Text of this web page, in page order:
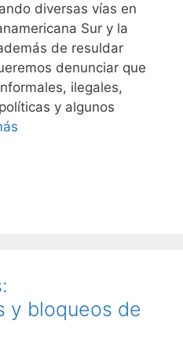
diversas vías en
Sur y la
de resuldar
denunciar que
ilegales,
y algunos
y bloqueos de